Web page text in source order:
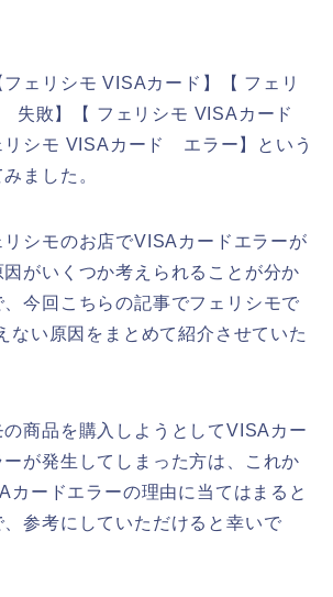
ェリシモ VISAカード】【 フェリ
失敗】【 フェリシモ VISAカード
リシモ VISAカード エラー】という
ました。
シモのお店でVISAカードエラーが
がいくつか考えられることが分か
、今回こちらの記事でフェリシモで
ない原因をまとめて紹介させていた
商品を購入しようとしてVISAカー
ーが発生してしまった方は、これか
カードエラーの理由に当てはまると
参考にしていただけると幸いで